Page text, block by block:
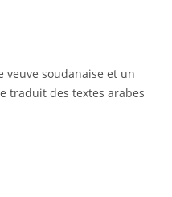
soudanaise et un
traduit des textes arabes